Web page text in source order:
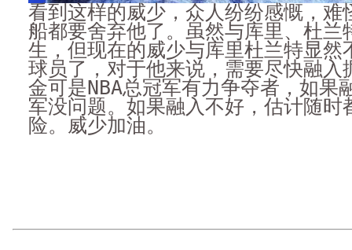
看到这样的威少，众人纷纷感慨，难
船都要舍弃他了。虽然与库里、杜兰
生，但现在的威少与库里杜兰特显然
球员了，对于他来说，需要尽快融入
金可是NBA总冠军有力争夺者，如果
军没问题。如果融入不好，估计随时
险。威少加油。